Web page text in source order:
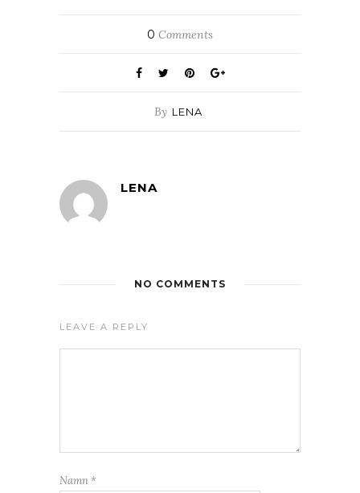
0 Comments
By LENA
LENA
NO COMMENTS
LEAVE A REPLY
Namn *